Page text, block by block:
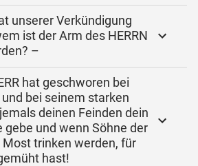
unserer Verkündigung
ist der Arm des HERRN
–
hat geschworen bei
bei seinem starken
deinen Feinden dein
gebe und wenn Söhne der
trinken werden, für
hast!